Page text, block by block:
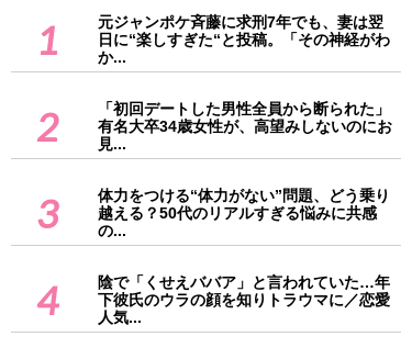
1
元ジャンポケ斉藤に求刑7年でも、妻は翌
日に“楽しすぎた“と投稿。「その神経がわ
か...
2
「初回デートした男性全員から断られた」
有名大卒34歳女性が、高望みしないのにお
見...
3
体力をつける“体力がない”問題、どう乗り
越える？50代のリアルすぎる悩みに共感
の...
4
陰で「くせえババア」と言われていた…年
下彼氏のウラの顔を知りトラウマに／恋愛
人気...